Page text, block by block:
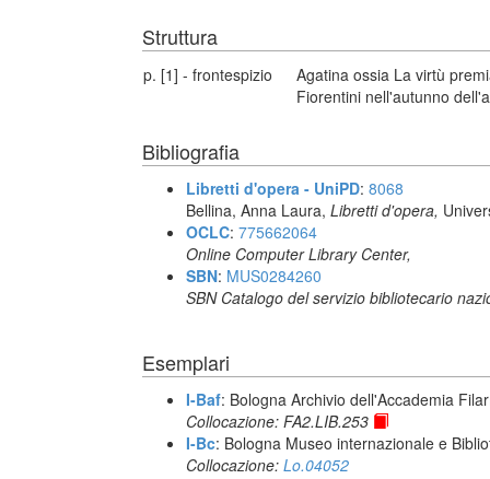
Struttura
p. [1] - frontespizio
Agatina ossia La virtù
Fiorentini nell'autunno
Bibliografia
Libretti d'opera - UniPD: 8068
Bellina, Anna Laura, Libretti d'opera,
OCLC: 775662064
Online Computer Library Center,
SBN: MUS0284260
SBN Catalogo del servizio bibliotecario
Esemplari
I-Baf: Bologna Archivio dell'Accademia
Collocazione: FA2.LIB.253
I-Bc: Bologna Museo internazionale e
Collocazione: Lo.04052